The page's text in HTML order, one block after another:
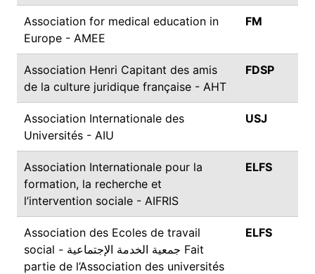
Association for medical education in
Europe - AMEE
FM
Association Henri Capitant des amis
de la culture juridique française - AHT
FDSP
Association Internationale des
Universités - AIU
USJ
Association Internationale pour la
formation, la recherche et
l’intervention sociale - AIFRIS
ELFS
Association des Ecoles de travail
social - جمعية الخدمة الإجتماعية Fait
partie de l’Association des universités
ELFS